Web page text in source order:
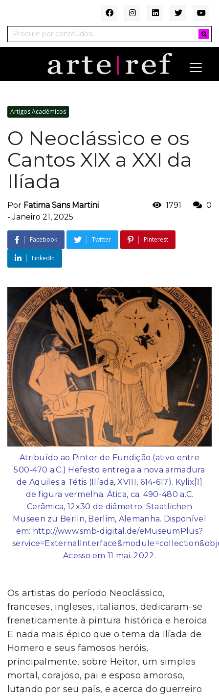
Artigos Acadêmicos
O Neoclássico e os
Cantos XIX a XXI da
Ilíada
Por Fatima Sans Martini
-Janeiro 21, 2025
1791 0
Facebook Twitter Pinterest
LinkedIn
Atribuído ao Pintor de Fundição (ativo entre
500-470 a.C.) Hefesto entrega a nova armadura
de Aquiles a Tétis (Ilíada, XVIII, 614-617). Kylix[1]
de figura vermelha. Ática, ca. 490-480 a.C.
Cerâmica, 12x30 de diâmetro. Staatlichen
Museen zu Berlin, Berlim, Alemanha. Disponível
em: http://www.smb-digital.de/eMuseumPlus?
Acesso em 11 mai. 2022.
Os artistas do período Neoclássico,
franceses, ingleses, italianos, dedicaram-se
freneticamente à pintura histórica e heroica.
E nada mais épico que o tema da Ilíada de
Homero e seus famosos heróis,
principalmente, sobre Heitor, um simples
mortal, corajoso, pai e esposo amoroso,
lutando por seu país, e acerca do guerreiro